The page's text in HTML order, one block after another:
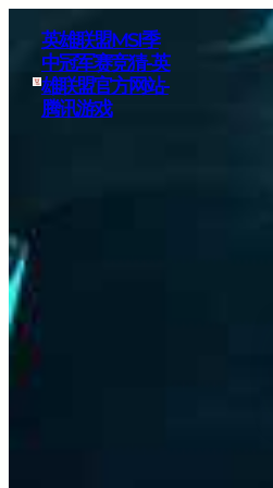
英雄联盟MSI季
中冠军赛竞猜-英
雄联盟官方网站-
腾讯游戏